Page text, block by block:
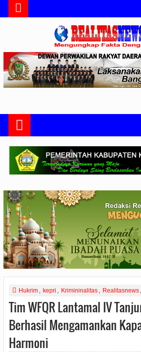
Hukrim kepri Krimininalitas Realitasnews
Tim WFQR Lantamal IV
Berhasil Mengamankan
Harmoni